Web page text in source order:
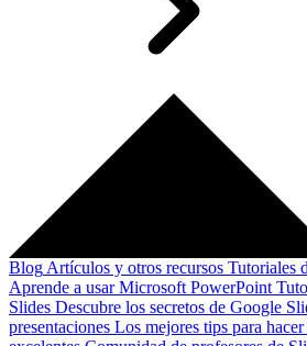
Blog Artículos y otros recursos Tutoriales
Aprende a usar Microsoft PowerPoint
Slides Descubre los secretos de Google
presentaciones Los mejores tips para